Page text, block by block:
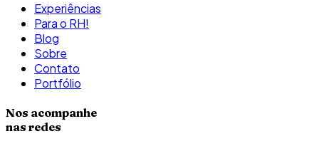
Experiências
Para o RH!
Blog
Sobre
Contato
Portfólio
Nos acompanhe
nas redes